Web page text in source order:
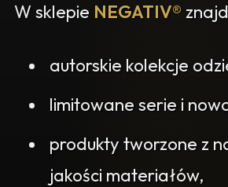
W sklepie NEGATIV®
autorskie kolekcje
limitowane serie i
produkty tworzone z
jakości materiałów,